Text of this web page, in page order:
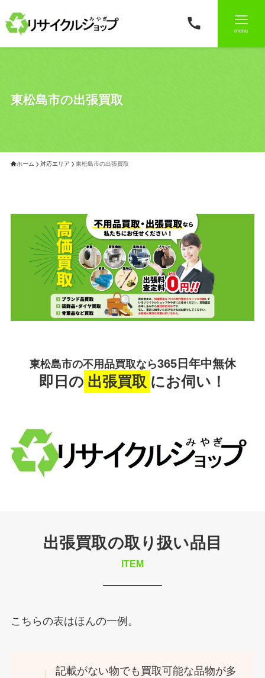
menu
東松島市の出張買取
ホーム 対応エリア 東松島市の出張買取
東松島市の不用品買取なら365日年中無休
即日の 出張買取 にお伺い！
出張買取の取り扱い品目
ITEM
こちらの表はほんの一例。
記載がない物でも買取可能な品物が多